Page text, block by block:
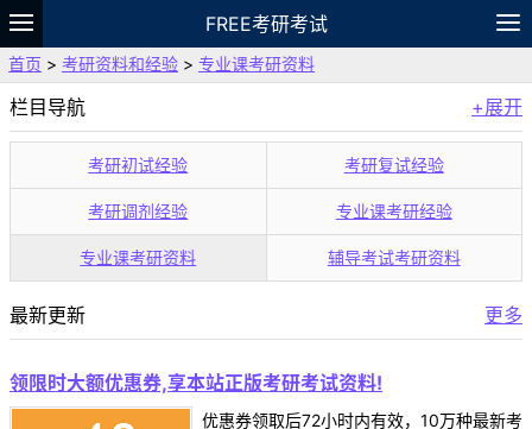
FREE考研考试
题库
故事 专题 APP
VIP
首页 > 考研资料和经验 > 专业课考研资料
栏目导航 +展开
考研初试经验 考研复试经验
考研调剂经验 专业课考研经验
专业课考研资料 辅导考试考研资料
最新更新 更多
领限时大额优惠券,享本站正版考研考试资料!
优惠券领取后72小时内有效，10万种最新考